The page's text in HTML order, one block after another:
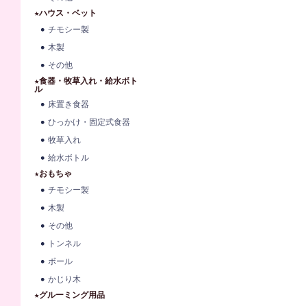
★ハウス・ベット
チモシー製
木製
その他
★食器・牧草入れ・給水ボト
ル
床置き食器
ひっかけ・固定式食器
牧草入れ
給水ボトル
★おもちゃ
チモシー製
木製
その他
トンネル
ボール
かじり木
★グルーミング用品